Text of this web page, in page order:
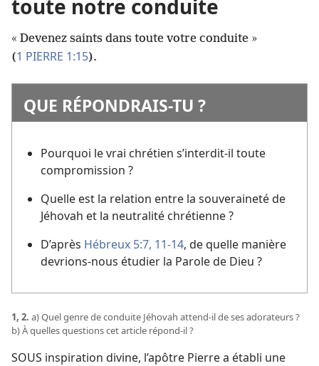
toute notre conduite
« Devenez saints dans toute votre conduite »
(1 PIERRE 1:15).
QUE RÉPONDRAIS-​TU ?
Pourquoi le vrai chrétien s’interdit-​il toute
compromission ?
Quelle est la relation entre la souveraineté de
Jéhovah et la neutralité chrétienne ?
D’après Hébreux 5:7, 11-14, de quelle manière
devrions-​nous étudier la Parole de Dieu ?
1, 2. a) Quel genre de conduite Jéhovah attend-​il de ses adorateurs ?
b) À quelles questions cet article répond-​il ?
SOUS inspiration divine, l’apôtre Pierre a établi une